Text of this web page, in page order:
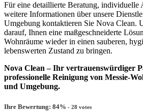
Für eine detaillierte Beratung, individuelle
weitere Informationen über unsere
Umgebung kontaktieren Sie Nova Clean.
darauf, Ihnen eine maßgeschneiderte
Wohnräume wieder in einen sauberen,
lebenswerten Zustand zu bringen.
Nova Clean – Ihr vertrauenswürdiger
professionelle Reinigung von Messie-
und Umgebung.
Ihre Bewertung: 84% - 28 votes